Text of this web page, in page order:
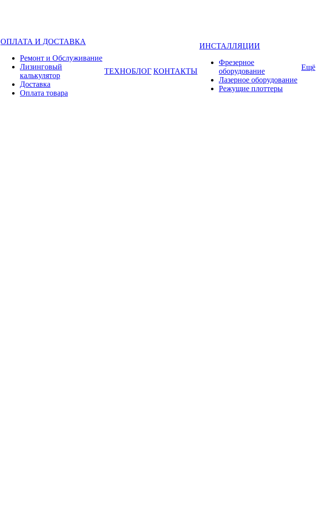
ОПЛАТА И ДОСТАВКА
Ремонт и Обслуживание
Лизинговый
калькулятор
Доставка
Оплата товара
ТЕХНОБЛОГ КОНТАКТЫ
ИНСТАЛЛЯЦИИ
Фрезерное
оборудование
Лазерное оборудование
Режущие плоттеры
Ещё